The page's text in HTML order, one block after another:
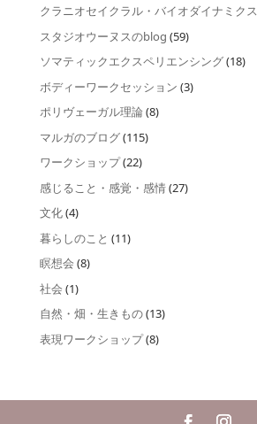
クラニオセイクラル・バイオダイナミクス
スタジオウーヌスのblog (59)
ソマティックエクスペリエンシング(18)
ボディーワークセッション (3)
ポリヴェーガル理論(8)
マルガのブログ(115)
ワークショップ(22)
感じること・感覚・感情(27)
文化(4)
暮らしのこと (11)
瞑想会 (8)
社会 (1)
自然・畑・生きもの(13)
表現ワークショップ(8)